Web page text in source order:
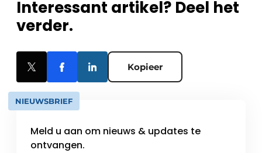
Interessant artikel? Deel het
verder.
Kopieer
NIEUWSBRIEF
Meld u aan om nieuws & updates te
ontvangen.